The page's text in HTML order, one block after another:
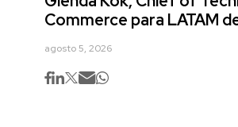
Commerce para LATAM
agosto 5, 2026